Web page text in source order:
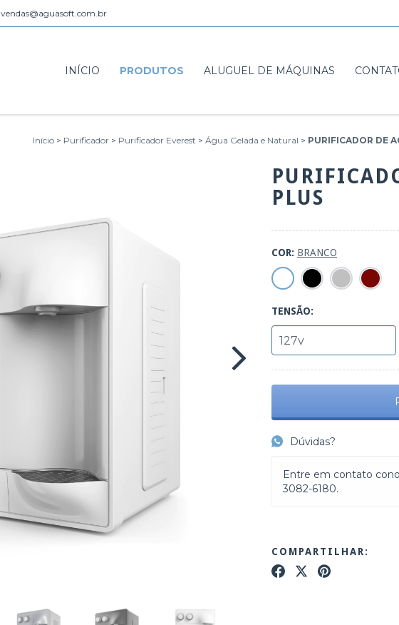
vendas@aguasoft.com.br
INÍCIO PRODUTOS ALUGUEL DE MÁQUINAS
Início > Purificador > Purificador Everest > Água Gelada e Natural > PURIFICADOR DE
PLUS
COR: BRANCO
TENSÃO:
Dúvidas?
Entre em contato
3082-6180.
COMPARTILHAR: